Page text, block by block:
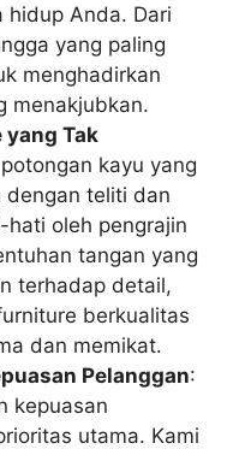
hidup Anda. Dari
yang paling
menghadirkan
menakjubkan.
yang Tak
kayu yang
dengan teliti dan
oleh pengrajin
tangan yang
terhadap detail,
berkualitas
dan memikat.
Pelanggan:
kepuasan
utama. Kami